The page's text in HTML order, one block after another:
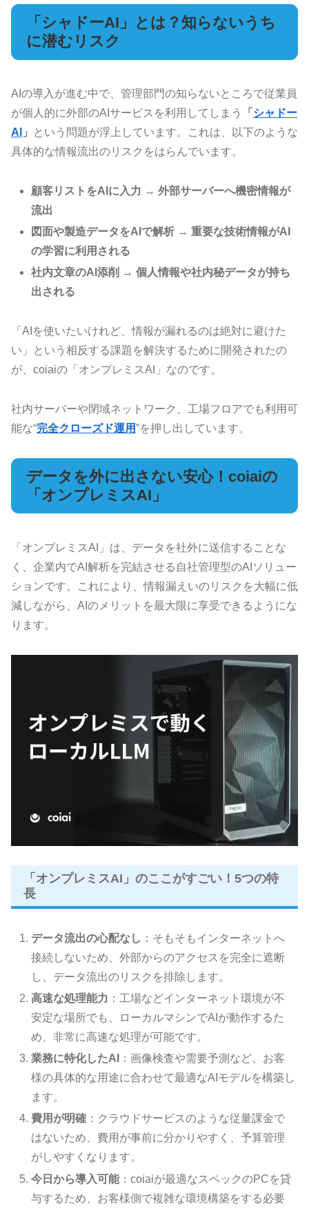
「シャドーAI」とは？知らないうち
に潜むリスク
AIの導入が進む中で、管理部門の知らないところで従業員
が個人的に外部のAIサービスを利用してしまう
「 シャドー
AI
」
という問題が浮上しています。これは、以下のような
具体的な情報流出のリスクをはらんでいます。
顧客リストをAIに入力 → 外部サーバーへ機密情報が
流出
図面や製造データをAIで解析 → 重要な技術情報がAI
の学習に利用される
社内文章のAI添削 → 個人情報や社内秘データが持ち
出される
「AIを使いたいけれど、情報が漏れるのは絶対に避けた
い」という相反する課題を解決するために開発されたの
が、coiaiの「オンプレミスAI」なのです。
社内サーバーや閉域ネットワーク、工場フロアでも利用可
能な“完全クローズド運用”を押し出しています。
データを外に出さない安心！coiaiの
「オンプレミスAI」
「オンプレミスAI」は、データを社外に送信することな
く、企業内でAI解析を完結させる自社管理型のAIソリュー
ションです。これにより、情報漏えいのリスクを大幅に低
減しながら、AIのメリットを最大限に享受できるようにな
ります。
「オンプレミスAI」のここがすごい！5つの特
長
データ流出の心配なし ：そもそもインターネットへ
接続しないため、外部からのアクセスを完全に遮断
し、データ流出のリスクを排除します。
高速な処理能力 ：工場などインターネット環境が不
安定な場所でも、ローカルマシンでAIが動作するた
め、非常に高速な処理が可能です。
業務に特化したAI
：画像検査や需要予測など、お客
様の具体的な用途に合わせて最適なAIモデルを構築し
ます。
費用が明確 ：クラウドサービスのような従量課金で
はないため、費用が事前に分かりやすく、予算管理
がしやすくなります。
今日から導入可能：coiaiが最適なスペックのPCを貸
与するため、お客様側で複雑な環境構築をする必要